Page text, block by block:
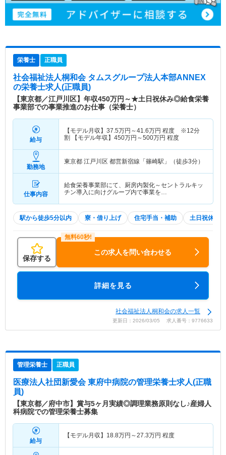
栄養士 正職員
社会福祉法人桐和会 タムスグループ法人本部ANNEX
の栄養士求人(正職員)
【東京都／江戸川区】年収450万円～★土日祝休み◎給食栄養
事業部での事業推進のお仕事（栄養士）
給与
【モデル月収】 37.5万円～41.6万円 程度 ※12分
割 【モデル年収】 450万円～500万円 程度
勤務地
東京都 江戸川区 都営新宿線「篠崎駅」（徒歩3分）
仕事内容
給食栄養事業部にて、厨房内製化～セントラルキッ
チン導入に向けグループ内で事業を…
駅から徒歩5分以内 寮・借り上げ 住宅手当・補助 土日祝休
保存する
この求人を問い合わせる
詳細を見る
社会福祉法人桐和会の求人一覧
更新日：2026/03/05 求人番号：9776633
管理栄養士 正職員
医療法人社団新愛会 東府中病院の管理栄養士求人(正職
員)
【東京都／府中市】賞与5ヶ月実績◎調理業務原則なし♪産婦人
科病院での管理栄養士募集
給与
【モデル月収】 18.8万円～27.3万円 程度